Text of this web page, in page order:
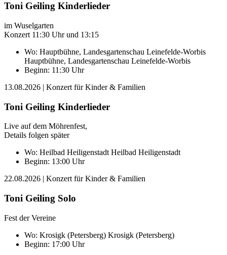
Toni Geiling Kinderlieder
im Wuselgarten
Konzert 11:30 Uhr und 13:15
Wo: Hauptbühne, Landesgartenschau Leinefelde-Worbis
Hauptbühne, Landesgartenschau Leinefelde-Worbis
Beginn: 11:30 Uhr
13.08.2026 | Konzert für Kinder & Familien
Toni Geiling Kinderlieder
Live auf dem Möhrenfest,
Details folgen später
Wo: Heilbad Heiligenstadt Heilbad Heiligenstadt
Beginn: 13:00 Uhr
22.08.2026 | Konzert für Kinder & Familien
Toni Geiling Solo
Fest der Vereine
Wo: Krosigk (Petersberg) Krosigk (Petersberg)
Beginn: 17:00 Uhr